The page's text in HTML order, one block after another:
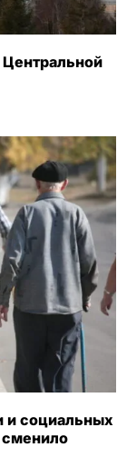
Центральной
и социальных
сменило